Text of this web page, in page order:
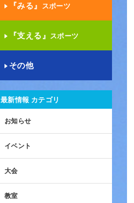
『みる』 スポーツ
『支える』 スポーツ
その他
最新情報 カテゴリ
お知らせ
イベント
大会
教室